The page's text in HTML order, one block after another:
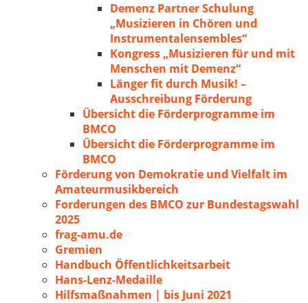
Demenz Partner Schulung
„Musizieren in Chören und
Instrumentalensembles“
Kongress „Musizieren für und mit
Menschen mit Demenz“
Länger fit durch Musik! –
Ausschreibung Förderung
Übersicht die Förderprogramme im
BMCO
Übersicht die Förderprogramme im
BMCO
Förderung von Demokratie und Vielfalt im
Amateurmusikbereich
Forderungen des BMCO zur Bundestagswahl
2025
frag-amu.de
Gremien
Handbuch Öffentlichkeitsarbeit
Hans-Lenz-Medaille
Hilfsmaßnahmen | bis Juni 2021